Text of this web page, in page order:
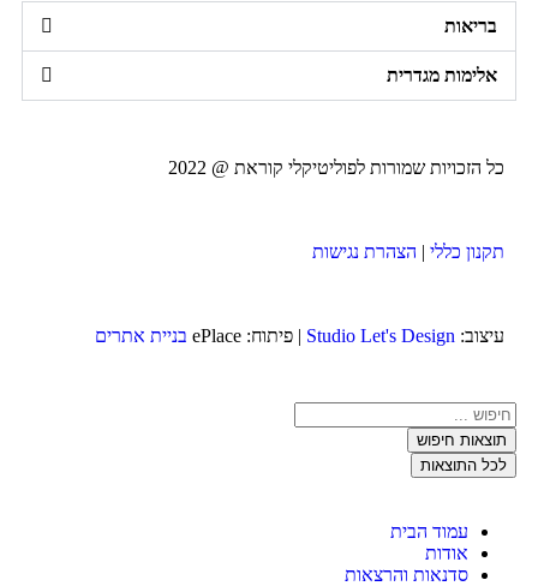
מגדרית
שמורות לפוליטיקלי קוראת @ 2022
כללי|הצהרת נגישות
Studio Let's Design| פיתוח: ePlace בניית אתרים
חיפוש
עמוד הבית
אודות
סדנאות והרצאות